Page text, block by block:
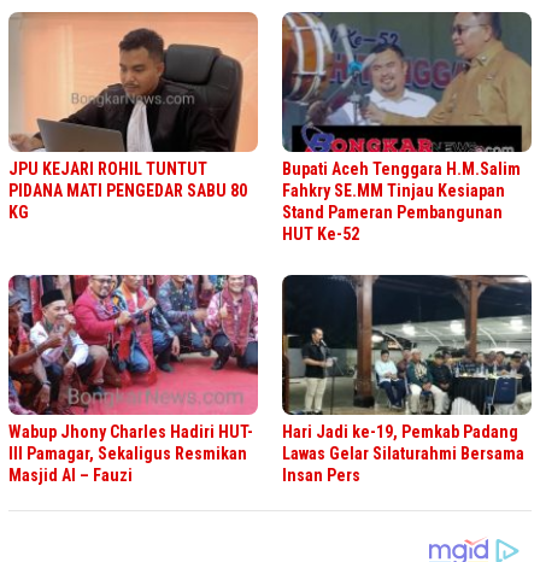
JPU KEJARI ROHIL TUNTUT
PIDANA MATI PENGEDAR SABU 80
KG
Bupati Aceh Tenggara H.M.Salim
Fahkry SE.MM Tinjau Kesiapan
Stand Pameran Pembangunan
HUT Ke-52
Wabup Jhony Charles Hadiri HUT-
III Pamagar, Sekaligus Resmikan
Masjid Al – Fauzi
Hari Jadi ke-19, Pemkab Padang
Lawas Gelar Silaturahmi Bersama
Insan Pers